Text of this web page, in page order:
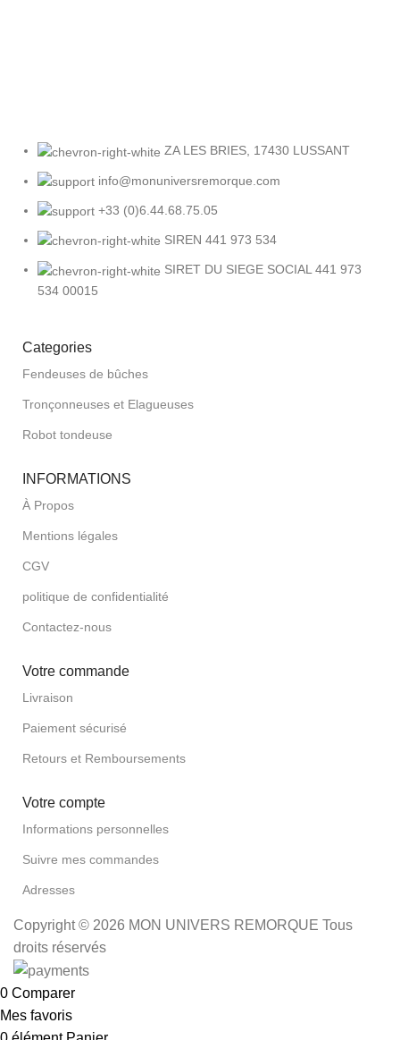
ZA LES BRIES, 17430 LUSSANT
info@monuniversremorque.com
+33 (0)6.44.68.75.05
SIREN 441 973 534
SIRET DU SIEGE SOCIAL 441 973
534 00015
Categories
Fendeuses de bûches
Tronçonneuses et Elagueuses
Robot tondeuse
INFORMATIONS
À Propos
Mentions légales
CGV
politique de confidentialité
Contactez-nous
Votre commande
Livraison
Paiement sécurisé
Retours et Remboursements
Votre compte
Informations personnelles
Suivre mes commandes
Adresses
Copyright © 2026 MON UNIVERS REMORQUE Tous
droits réservés
0 Comparer
Mes favoris